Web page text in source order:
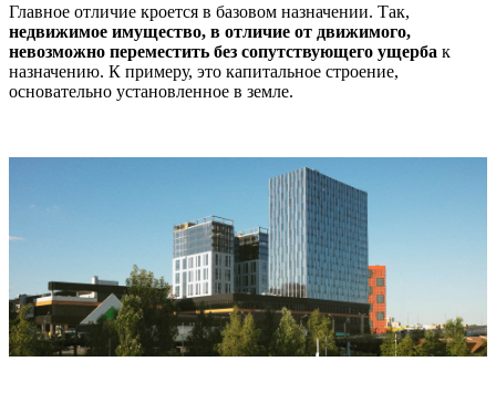
Главное отличие кроется в базовом назначении. Так,
недвижимое имущество, в отличие от движимого,
невозможно переместить без сопутствующего ущерба к
назначению. К примеру, это капитальное строение,
основательно установленное в земле.